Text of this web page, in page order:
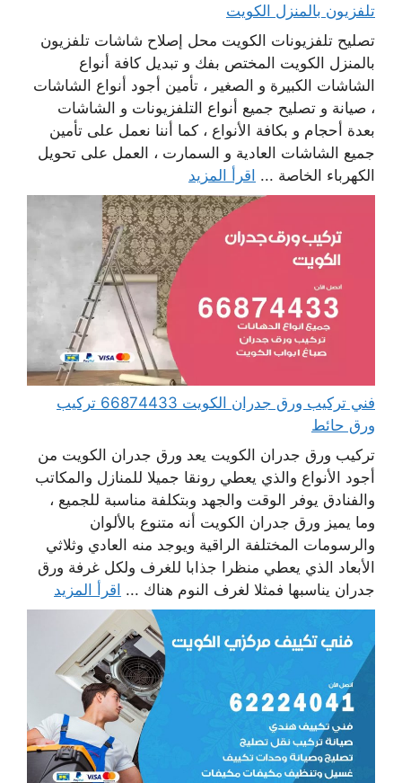
تلفزيون بالمنزل الكويت
تصليح تلفزيونات الكويت محل إصلاح شاشات تلفزيون
بالمنزل الكويت المختص بفك و تبديل كافة أنواع
الشاشات الكبيرة و الصغير ، تأمين أجود أنواع الشاشات
، صيانة و تصليح جميع أنواع التلفزيونات و الشاشات
بعدة أحجام و بكافة الأنواع ، كما أننا نعمل على تأمين
جميع الشاشات العادية و السمارت ، العمل على تحويل
الكهرباء الخاصة ... اقرأ المزيد
فني تركيب ورق جدران الكويت 66874433 تركيب
ورق حائط
تركيب ورق جدران الكويت يعد ورق جدران الكويت من
أجود الأنواع والذي يعطي رونقا جميلا للمنازل والمكاتب
والفنادق يوفر الوقت والجهد وبتكلفة مناسبة للجميع ،
وما يميز ورق جدران الكويت أنه متنوع بالألوان
والرسومات المختلفة الراقية ويوجد منه العادي وثلاثي
الأبعاد الذي يعطي منظرا جذابا للغرف ولكل غرفة ورق
جدران يناسبها فمثلا لغرف النوم هناك ... اقرأ المزيد